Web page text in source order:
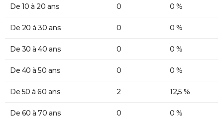
De 10 à 20 ans 0 0 %
De 20 à 30 ans 0 0 %
De 30 à 40 ans 0 0 %
De 40 à 50 ans 0 0 %
De 50 à 60 ans 2 12,5 %
De 60 à 70 ans 0 0 %